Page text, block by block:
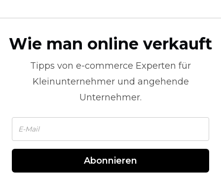
Wie man online verkauft
Tipps von e-commerce Experten für
Kleinunternehmer und angehende
Unternehmer.
Abonnieren